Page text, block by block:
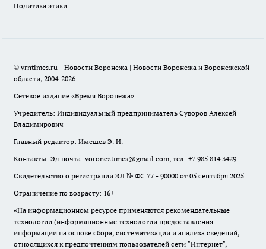
Политика этики
© vrntimes.ru - Новости Воронежа | Новости Воронежа и Воронежской
области, 2004-2026
Сетевое издание «Время Воронежа»
Учредитель: Индивидуальный предприниматель Суворов Алексей
Владимирович
Главный редактор: Имешев Э. И.
Контакты: Эл.почта: voroneztimes@gmail.com, тел: +7 985 814 3429
Свидетельство о регистрации ЭЛ № ФС 77 - 90000 от 05 сентября 2025
Ограничение по возрасту: 16+
«На информационном ресурсе применяются рекомендательные
технологии (информационные технологии предоставления
информации на основе сбора, систематизации и анализа сведений,
относящихся к предпочтениям пользователей сети "Интернет",